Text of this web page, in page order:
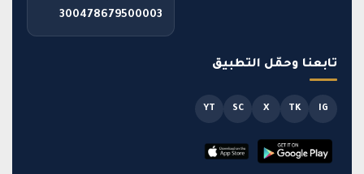
300478679500003
تابعنا وحمّل التطبيق
IG
TK
X
SC
YT